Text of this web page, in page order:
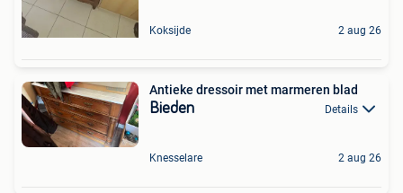
Koksijde 2 aug 26
Antieke dressoir met marmeren blad
Bieden Details
Knesselare 2 aug 26